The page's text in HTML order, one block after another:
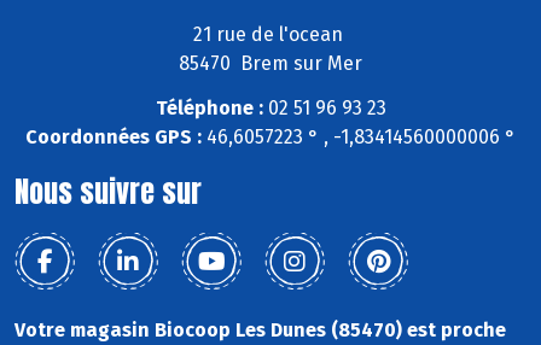
21 rue de l'ocean
85470 Brem sur Mer
Téléphone :02 51 96 93 23
Coordonnées GPS : 46,6057223 ° , -1,83414560000006 °
Nous suivre sur
Votre magasin Biocoop Les Dunes (85470) est proche